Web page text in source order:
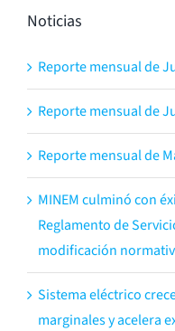
Noticias
Reporte mensual de
Reporte mensual de
Reporte mensual de
MINEM culminó con
Reglamento de
modificación
Sistema eléctrico
marginales y acelera